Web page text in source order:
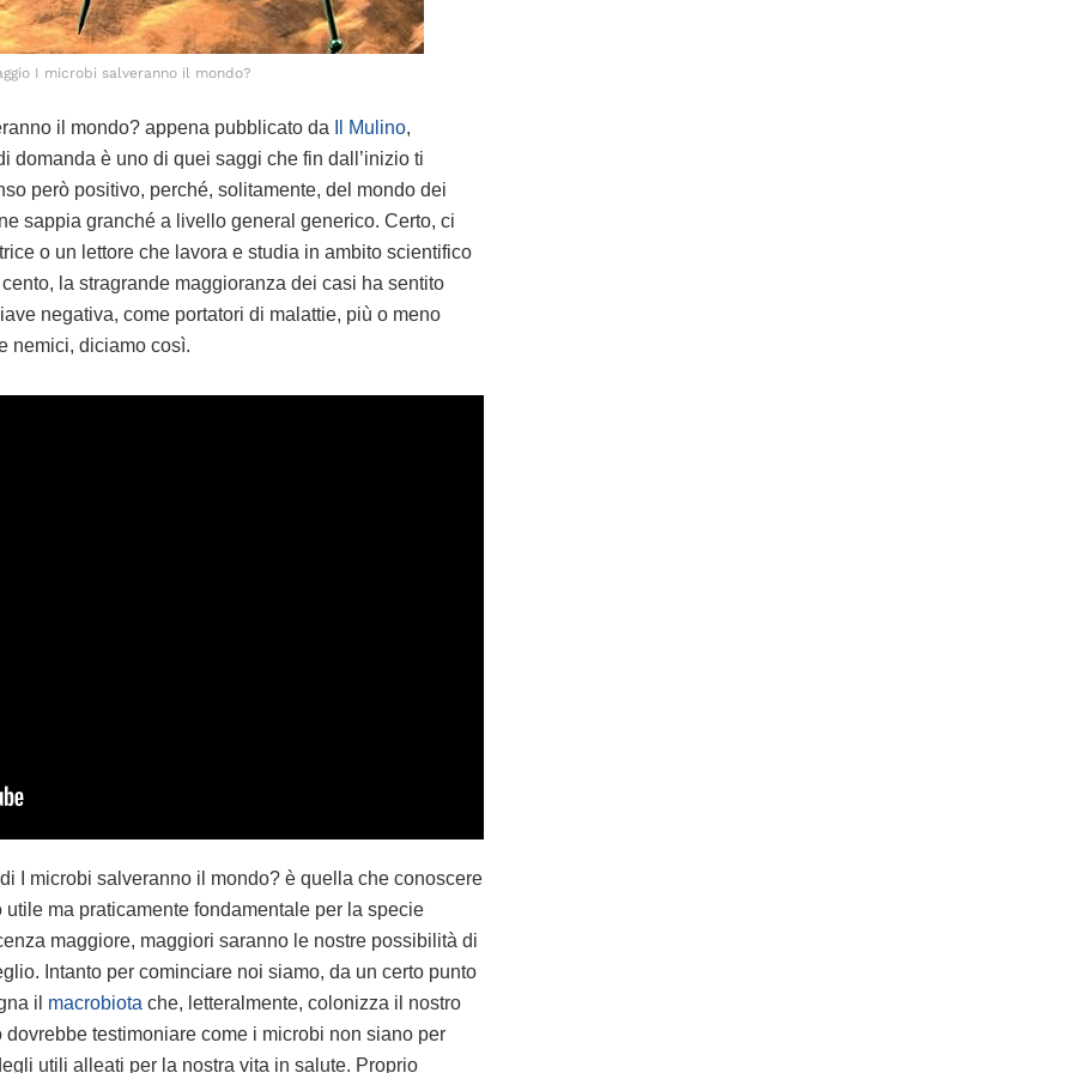
I microbi salveranno il mondo?
il mondo? appena pubblicato da Il Mulino,
domanda è uno di quei saggi che fin dall’inizio ti
però positivo, perché, solitamente, del mondo dei
sappia granché a livello general generico. Certo, ci
o un lettore che lavora e studia in ambito scientifico
la stragrande maggioranza dei casi ha sentito
negativa, come portatori di malattie, più o meno
nemici, diciamo così.
I microbi salveranno il mondo? è quella che conoscere
ma praticamente fondamentale per la specie
maggiore, maggiori saranno le nostre possibilità di
Intanto per cominciare noi siamo, da un certo punto
il macrobiota che, letteralmente, colonizza il nostro
testimoniare come i microbi non siano per
utili alleati per la nostra vita in salute. Proprio